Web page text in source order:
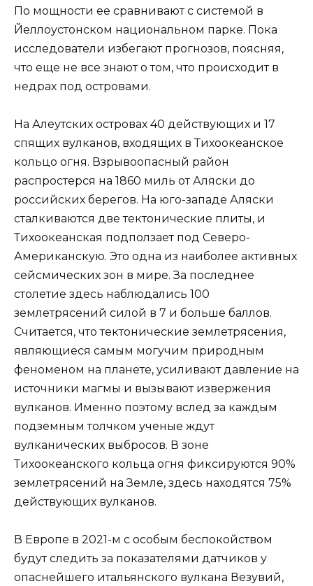
По мощности ее сравнивают с системой в
Йеллоустонском национальном парке. Пока
исследователи избегают прогнозов, поясняя,
что еще не все знают о том, что происходит в
недрах под островами.
На Алеутских островах 40 действующих и 17
спящих вулканов, входящих в Тихоокеанское
кольцо огня. Взрыво­опасный район
распростерся на 1860 миль от Аляски до
российских берегов. На юго-западе Аляски
сталкиваются две тектонические плиты, и
Тихоокеанская подползает под Северо-
Американскую. Это одна из наиболее активных
сейсмических зон в мире. За последнее
столетие здесь наблюдались 100
землетрясений силой в 7 и больше баллов.
Считается, что тектонические землетрясения,
являющиеся самым могучим природным
феноменом на планете, усиливают давление на
источники магмы и вызывают извержения
вулканов. Именно поэтому вслед за каждым
подземным толчком ученые ждут
вулканических выбросов. В зоне
Тихоокеанского кольца огня фиксируются 90%
землетрясений на Земле, здесь находятся 75%
действующих вулканов.
В Европе в 2021-м с особым беспокойством
будут следить за показателями датчиков у
опаснейшего итальянского вулкана Везувий,